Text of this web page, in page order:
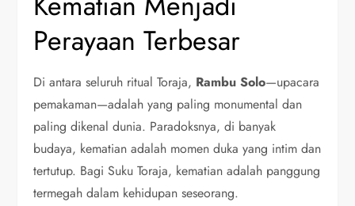
Perayaan Terbesar
Di antara seluruh ritual Toraja, Rambu Solo—upacara
pemakaman—adalah yang paling monumental dan
paling dikenal dunia. Paradoksnya, di banyak
budaya, kematian adalah momen duka yang intim dan
tertutup. Bagi Suku Toraja, kematian adalah panggung
termegah dalam kehidupan seseorang.